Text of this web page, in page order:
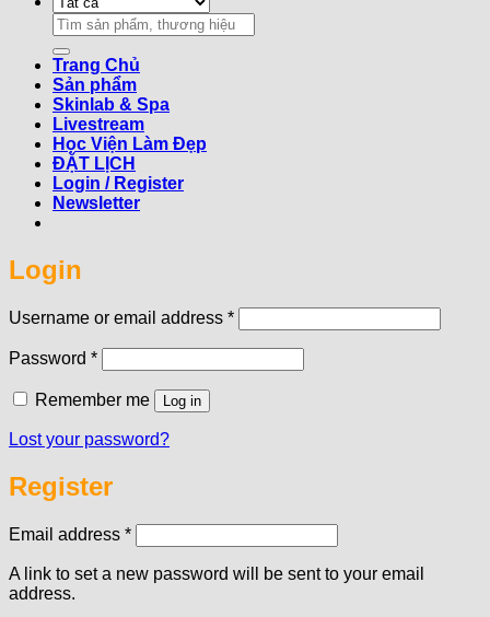
Search
for:
Trang Chủ
Sản phẩm
Skinlab & Spa
Livestream
Học Viện Làm Đẹp
ĐẶT LỊCH
Login / Register
Newsletter
Login
Username or email address *Required
Password *Required
Remember me Log in
Lost your password?
Register
Email address *Required
A link to set a new password will be sent to your email
address.